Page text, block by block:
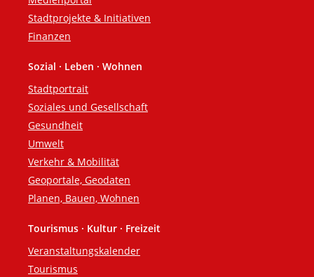
Stadtprojekte & Initiativen
Finanzen
Sozial · Leben · Wohnen
Stadtportrait
Soziales und Gesellschaft
Gesundheit
Umwelt
Verkehr & Mobilität
Geoportale, Geodaten
Planen, Bauen, Wohnen
Tourismus · Kultur · Freizeit
Veranstaltungskalender
Tourismus